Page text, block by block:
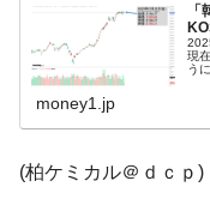
ータセンター整備」
『Money1』
JPモ
ほぼ終わった」
『Money1』
韓国
現
う
money1.jp
(柏ケミカル＠ｄｃｐ)